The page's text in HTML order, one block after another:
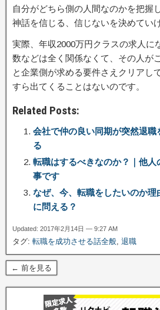
自分がどちら側の人間なのかを把握
神話を信じる、信じないを決めてい
実際、年収2000万円クラスの求人に
数などは全く関係なくて、その人が
と企業側が求める要件さえクリアし
すら出てくることはないのです。
Related Posts:
会社で仲の良い同期が突然退職
る
転職はするべきなのか？｜他人
事です
なぜ、今、転職をしたいのか
に問える？
Updated: 2017年2月14日 — 9:27 AM
タグ: 転職を成功させる話全般, 退職
← 前を見る